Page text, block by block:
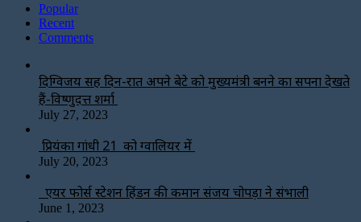
Popular
Recent
Comments
दिग्विजय सिंह दिन-रात अपने बेटे को मुख्यमंत्री बनने का सपना देखते
हैं-विष्णुदत्त शर्मा
July 27, 2023
प्रियंका गांधी 21 को ग्वालियर में
July 20, 2023
एयर फोर्स स्टेशन हिंडन की कमान संजय चोपड़ा ने संभाली
June 1, 2023